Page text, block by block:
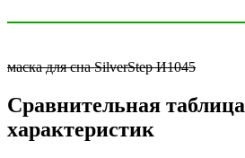
маска для сна SilverStep И1045
Сравнительная таблица
характеристик